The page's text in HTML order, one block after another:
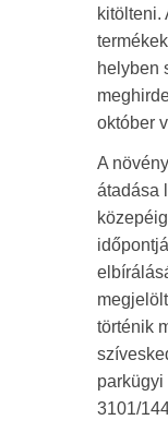
kitölteni.
helyben
október
A
átadása
történik
parkügyi
3101/